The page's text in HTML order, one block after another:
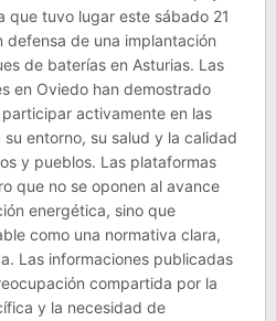
que tuvo lugar este sábado 21
de una implantación
de baterías en Asturias. Las
en Oviedo han demostrado
activamente en las
entorno, su salud y la calidad
y pueblos. Las plataformas
que no se oponen al avance
energética, sino que
como una normativa clara,
Las informaciones publicadas
compartida por la
y la necesidad de